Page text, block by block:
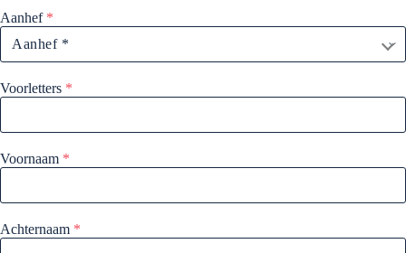
Aanhef *
Voorletters *
Voornaam *
Achternaam *